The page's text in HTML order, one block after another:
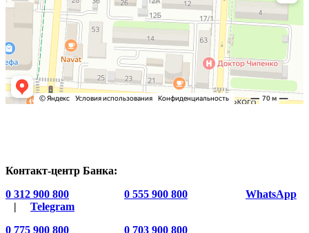
Контакт-центр Банка:
0 312 900 800
0 555 900 800
WhatsApp
| Telegram
0 775 900 800
0 703 900 800